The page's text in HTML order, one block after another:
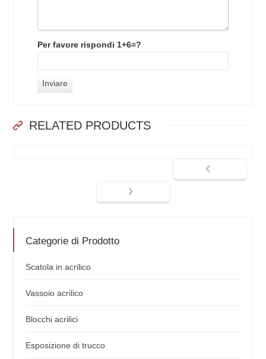
Per favore rispondi 1+6=?
RELATED PRODUCTS
Categorie di Prodotto
Scatola in acrilico
Vassoio acrilico
Blocchi acrilici
Esposizione di trucco